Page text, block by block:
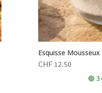
Esquisse
CHF 12.50
🟢